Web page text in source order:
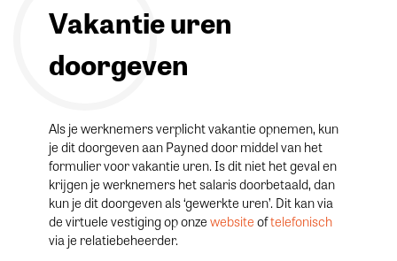
Vakantie uren
doorgeven
Als je werknemers verplicht vakantie opnemen, kun
je dit doorgeven aan Payned door middel van het
formulier voor vakantie uren. Is dit niet het geval en
krijgen je werknemers het salaris doorbetaald, dan
kun je dit doorgeven als ‘gewerkte uren’. Dit kan via
de virtuele vestiging op onzewebsiteoftelefonisch
via je relatiebeheerder.